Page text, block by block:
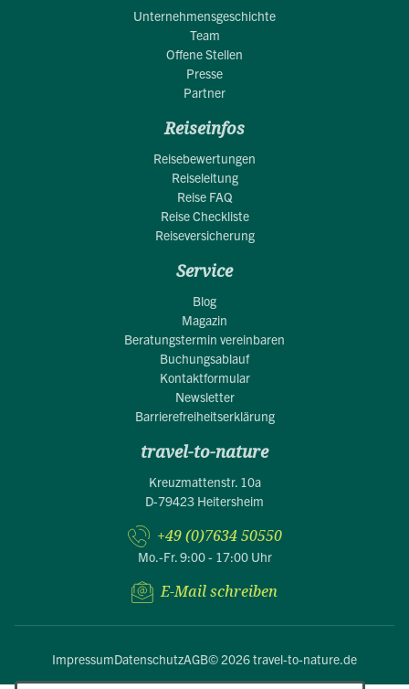
Unternehmensgeschichte
Team
Offene Stellen
Presse
Partner
Reiseinfos
Reisebewertungen
Reiseleitung
Reise FAQ
Reise Checkliste
Reiseversicherung
Service
Blog
Magazin
Beratungstermin vereinbaren
Buchungsablauf
Kontaktformular
Newsletter
Barrierefreiheitserklärung
travel-to-nature
Kreuzmattenstr. 10a
D-79423 Heitersheim
+49 (0)7634 50550
Mo.-Fr. 9:00 - 17:00 Uhr
E-Mail schreiben
ImpressumDatenschutzAGB© 2026 travel-to-nature.de